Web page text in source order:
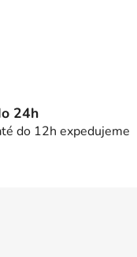
24h
do 12h expedujeme